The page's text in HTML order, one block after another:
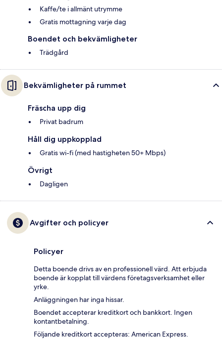
Kaffe/te i allmänt utrymme
Gratis mottagning varje dag
Boendet och bekvämligheter
Trädgård
Bekvämligheter på rummet
Fräscha upp dig
Privat badrum
Håll dig uppkopplad
Gratis wi-fi (med hastigheten 50+ Mbps)
Övrigt
Dagligen
Avgifter och policyer
Policyer
Detta boende drivs av en professionell värd. Att erbjuda
boende är kopplat till värdens företagsverksamhet eller
yrke.
Anläggningen har inga hissar.
Boendet accepterar kreditkort och bankkort. Ingen
kontantbetalning.
Följande kreditkort accepteras: American Express.